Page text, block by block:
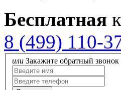
Бесплатная
8 (499) 110-
или Закажите обратный звонок